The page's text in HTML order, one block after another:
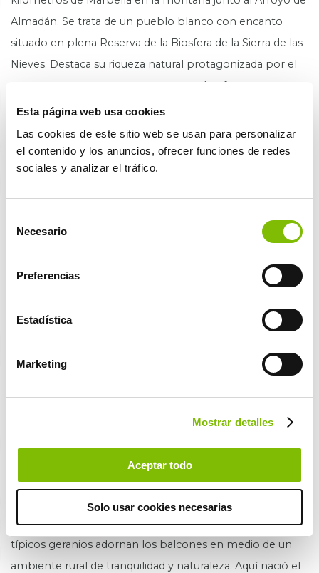
‌Esta página web usa cookies
Las cookies de este sitio web se usan para personalizar
el contenido y los anuncios, ofrecer funciones de redes
sociales y analizar el tráfico.
Necesario
Preferencias
Estadística
Marketing
Mostrar detalles
Aceptar todo
Solo usar cookies necesarias
Almadán. Se trata de un pueblo blanco con encanto
situado en plena Reserva de la Biosfera de la Sierra de las
Nieves. Destaca su riqueza natural protagonizada por el
agua ya que cuenta con numerosos ríos, fuentes y
acuíferos que recorren la Sierra Blanca.
Mijas (a 25 min en coche)
Pueblo de blancas callejuelas de la Costa del Sol, Mijas
supone un lugar de visita obligado por su embrujo. Los
‘burro taxis’ son uno de los atractivos turísticos más
originales del lugar. En esta localidad se puede visitar la
Ermita de la Virgen de la Peña (patrona de la ciudad), los
Jardines de la Muralla y el mirador de la ciudad desde el
Mediterráneo.
Una visita curiosa en esta localidad es la del Museo el
Es uno de los paisajes andaluces más bonitos de la
provincia de Málaga. Este pueblo de blancas casas está
situado en una colina en un entorno privilegiado. Los
típicos geranios adornan los balcones en medio de un
ambiente rural de tranquilidad y naturaleza. Aquí nació el